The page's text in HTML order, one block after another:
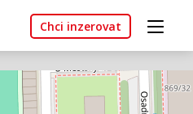
Chci inzerovat